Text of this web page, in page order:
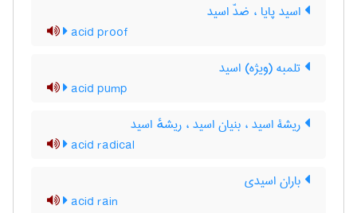
اسید پایا ، ضدّ اسید
acid proof
تلمبه (ویژه) اسید
acid pump
ریشۀ اسید ، بنیان اسید ، ریشهٔ اسید
acid radical
باران اسیدی
acid rain